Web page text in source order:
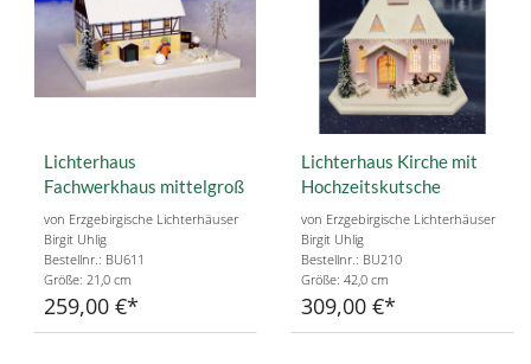
Lichterhaus
Fachwerkhaus mittelgroß
von Erzgebirgische Lichterhäuser
Birgit Uhlig
Bestellnr.: BU611
Größe: 21,0 cm
259,00 €
Lichterhaus Kirche mit
Hochzeitskutsche
von Erzgebirgische Lichterhäuser
Birgit Uhlig
Bestellnr.: BU210
Größe: 42,0 cm
309,00 €